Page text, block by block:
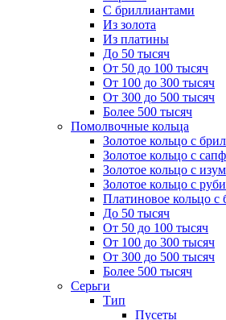
С бриллиантами
Из золота
Из платины
До 50 тысяч
От 50 до 100 тысяч
От 100 до 300 тысяч
От 300 до 500 тысяч
Более 500 тысяч
Помолвочные кольца
Золотое кольцо с
Золотое кольцо с
Золотое кольцо с
Золотое кольцо с
Платиновое кольцо с
До 50 тысяч
От 50 до 100 тысяч
От 100 до 300 тысяч
От 300 до 500 тысяч
Более 500 тысяч
Серьги
Тип
Пусеты